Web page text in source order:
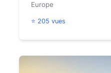
Europe
⭐ 205 vues